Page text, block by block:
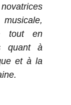
tout en
quant à
et à la